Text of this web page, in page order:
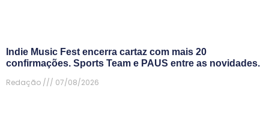
Indie Music Fest encerra cartaz com mais 20
confirmações. Sports Team e PAUS entre as novidades.
Redação
07/08/2026